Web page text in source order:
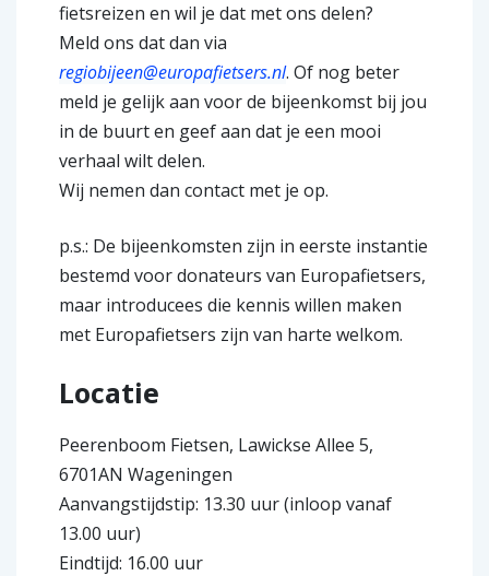
fietsreizen en wil je dat met ons delen?
Meld ons dat dan via
regiobijeen@europafietsers.nl. Of nog beter
meld je gelijk aan voor de bijeenkomst bij jou
in de buurt en geef aan dat je een mooi
verhaal wilt delen.
Wij nemen dan contact met je op.
p.s.: De bijeenkomsten zijn in eerste instantie
bestemd voor donateurs van Europafietsers,
maar introducees die kennis willen maken
met Europafietsers zijn van harte welkom.
Locatie
Peerenboom Fietsen, Lawickse Allee 5,
6701AN Wageningen
Aanvangstijdstip: 13.30 uur (inloop vanaf
13.00 uur)
Eindtijd: 16.00 uur